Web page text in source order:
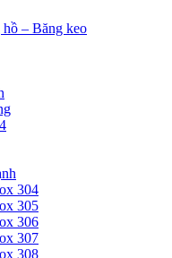
– Băng keo
304
305
306
307
308